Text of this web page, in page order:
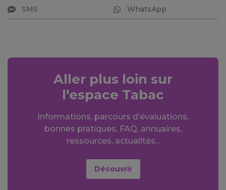
SMS WhatsApp
Aller plus loin sur
l’espace Tabac
Informations, parcours d’évaluations,
bonnes pratiques, FAQ, annuaires,
ressources, actualités...
Découvrir